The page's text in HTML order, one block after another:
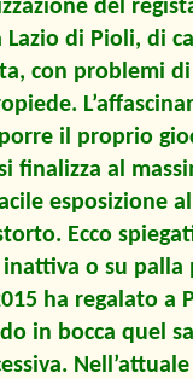
del
di Pioli, di
con problemi
il proprio
finalizza al
esposizione
Ecco
o su palla
ha regalato a
in bocca quel